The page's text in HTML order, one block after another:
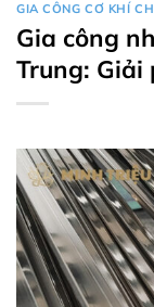
GIA CÔNG CƠ KHÍ
Gia công
Trung: Giải